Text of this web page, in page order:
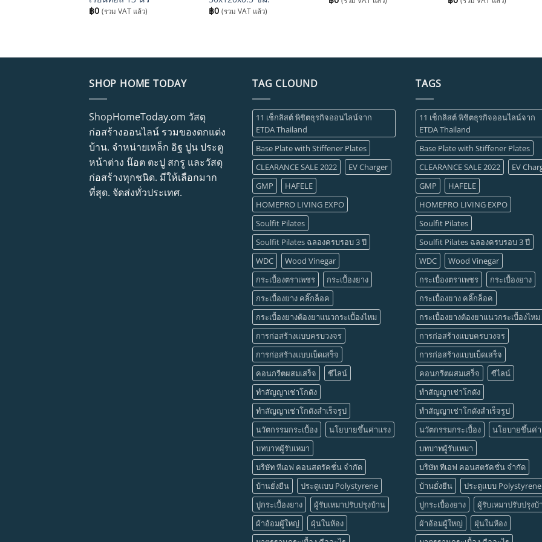
฿0 (รวม VAT แล้ว)
฿0 (รวม VAT แล้ว)
SHOP HOME TODAY
ShopHomeToday.om วัสดุ
ก่อสร้างออนไลน์ รวมของตกแต่ง
บ้าน. จำหน่ายเหล็ก อิฐ ปูน ประตู
หน้าต่าง น๊อต ตะปู สกรู และวัสดุ
ก่อสร้างทุกชนิด. มีให้เลือกมาก
ที่สุด. จัดส่งทั่วประเทศ.
TAG CLOUND
11 เช็กลิสต์ พิชิตธุรกิจออนไลน์จาก
ETDA Thailand
Base Plate with Stiffener Plates
CLEARANCE SALE 2022
EV Charger
GMP
HAFELE
HOMEPRO LIVING EXPO
Soulfit Pilates
Soulfit Pilates ฉลองครบรอบ 3 ปี
WDC
Wood Vinegar
กระเบื้องตราเพชร
กระเบื้องยาง
กระเบื้องยาง คลิ๊กล็อค
กระเบื้องยางต้องยาแนวกระเบื้องไหม
การก่อสร้างแบบครบวงจร
การก่อสร้างแบบเบ็ดเสร็จ
คอนกรีตผสมเสร็จ
ซีไลน์
ทำสัญญาเช่าโกดัง
ทำสัญญาเช่าโกดังสำเร็จรูป
นวัตกรรมกระเบื้อง
นโยบายขึ้นค่าแรง
บทบาทผู้รับเหมา
บริษัท ทีเอฟ คอนสตรัคชั่น จำกัด
บ้านยั่งยืน
ประตูแบบ Polystyrene
ปูกระเบื้องยาง
ผู้รับเหมาปรับปรุงบ้าน
ผ้าอ้อมผู้ใหญ่
ฝุ่นในห้อง
TAGS
11 เช็กลิสต์ พิชิตธุรกิจออนไลน์จาก
ETDA Thailand
Base Plate with Stiffener Plates
CLEARANCE SALE 2022
EV
GMP
HAFELE
HOMEPRO LIVING EXPO
Soulfit Pilates
Soulfit Pilates ฉลองครบรอบ 3 ปี
WDC
Wood Vinegar
กระเบื้องตราเพชร
กระเบื้องยาง
กระเบื้องยาง คลิ๊กล็อค
กระเบื้องยางต้องยาแนวกระเบื้องไหม
การก่อสร้างแบบครบวงจร
การก่อสร้างแบบเบ็ดเสร็จ
คอนกรีตผสมเสร็จ
ซีไลน์
ทำสัญญาเช่าโกดัง
ทำสัญญาเช่าโกดังสำเร็จรูป
นวัตกรรมกระเบื้อง
นโยบายขึ้นค่า
บทบาทผู้รับเหมา
บริษัท ทีเอฟ คอนสตรัคชั่น จำกัด
บ้านยั่งยืน
ประตูแบบ Polystyrene
ปูกระเบื้องยาง
ผู้รับเหมาปรับปรุงบ้
ผ้าอ้อมผู้ใหญ่
ฝุ่นในห้อง